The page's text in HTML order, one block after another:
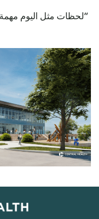
“لحظات مثل اليوم